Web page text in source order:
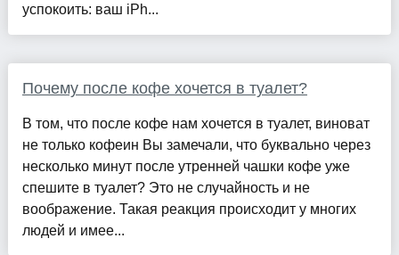
успокоить: ваш iPh...
Почему после кофе хочется в туалет?
В том, что после кофе нам хочется в туалет, виноват
не только кофеин Вы замечали, что буквально через
несколько минут после утренней чашки кофе уже
спешите в туалет? Это не случайность и не
воображение. Такая реакция происходит у многих
людей и имее...